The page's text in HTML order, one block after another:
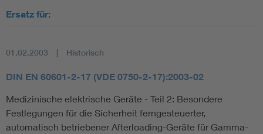
DIN VDE 0100 für sichere Elektroinstallationen
Ersatz für:
01.02.2003 Historisch
DIN EN 60601-2-17 (VDE 0750-2-17):2003-02
Medizinische elektrische Geräte - Teil 2: Besondere
Festlegungen für die Sicherheit ferngesteuerter,
automatisch betriebener Afterloading-Geräte für Gamma-